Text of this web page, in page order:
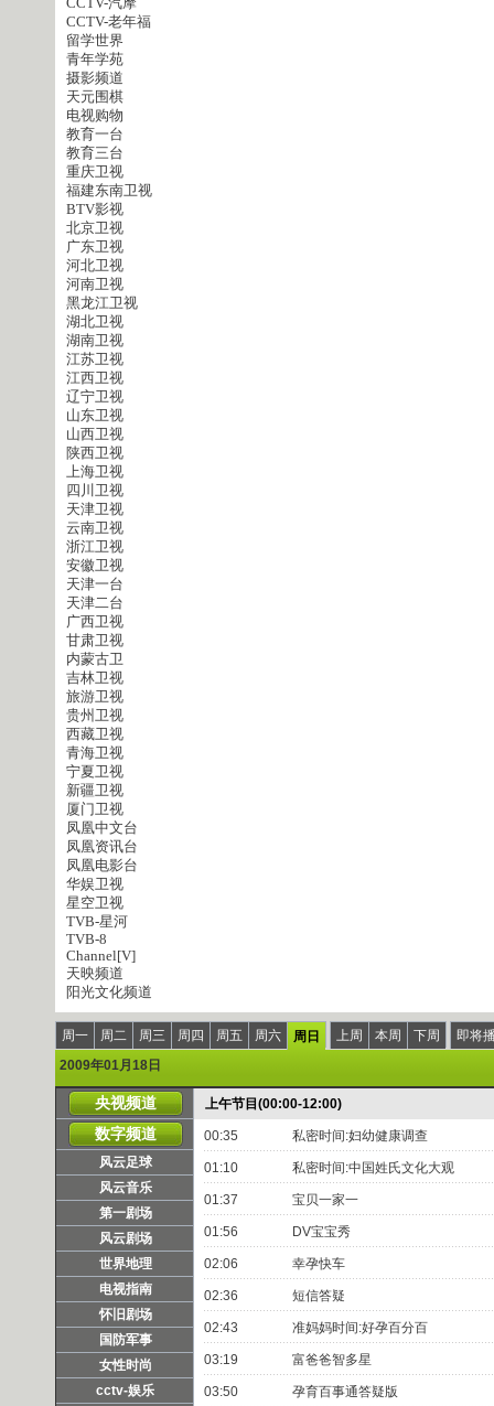
CCTV-老年福
留学世界
青年学苑
摄影频道
天元围棋
电视购物
教育一台
教育三台
重庆卫视
福建东南卫视
BTV影视
北京卫视
广东卫视
河北卫视
河南卫视
黑龙江卫视
湖北卫视
湖南卫视
江苏卫视
江西卫视
辽宁卫视
山东卫视
山西卫视
陕西卫视
上海卫视
四川卫视
天津卫视
云南卫视
浙江卫视
安徽卫视
天津一台
天津二台
广西卫视
甘肃卫视
内蒙古卫
吉林卫视
旅游卫视
贵州卫视
西藏卫视
青海卫视
宁夏卫视
新疆卫视
厦门卫视
凤凰中文台
凤凰资讯台
凤凰电影台
华娱卫视
星空卫视
TVB-星河
TVB-8
Channel[V]
天映频道
阳光文化频道
周一 周二 周三 周四 周五 周六 周日 上周 本周 下周
即将
2009年01月18日
央视频道
数字频道
风云足球
风云音乐
第一剧场
风云剧场
世界地理
电视指南
怀旧剧场
国防军事
女性时尚
cctv-娱乐
上午节目(00:00-12:00)
00:35 私密时间:妇幼健康调查
01:10 私密时间:中国姓氏文化大观
01:37 宝贝一家一
01:56 DV宝宝秀
02:06 幸孕快车
02:36 短信答疑
02:43 准妈妈时间:好孕百分百
03:19 富爸爸智多星
03:50 孕育百事通答疑版